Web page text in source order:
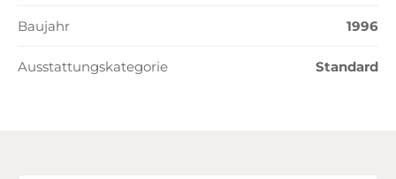
Baujahr 1996
Ausstattungskategorie Standard